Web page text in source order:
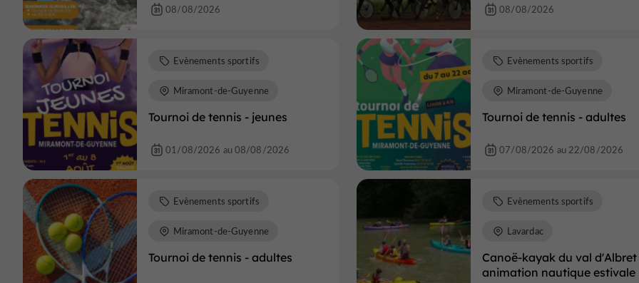
08/08/2026 08/08/2026
Tournoi de tennis - jeunes
Evènements sportifs
Miramont-de-Guyenne
01/08/2026 au 08/08/2026
Tournoi de tennis - adultes
Evènements sportifs
Miramont-de-Guyenne
07/08/2026 au 22/08/2026
Tournoi de tennis - adultes
Evènements sportifs
Miramont-de-Guyenne
Canoë-kayak du val d'Albret
animation nautique estivale
Evènements sportifs
Lavardac